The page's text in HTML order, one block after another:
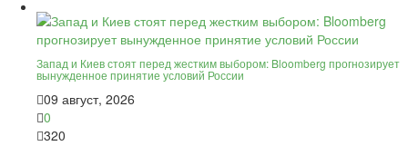
Запад и Киев стоят перед жестким выбором: Bloomberg прогнозирует
вынужденное принятие условий России
09 август, 2026
0
320